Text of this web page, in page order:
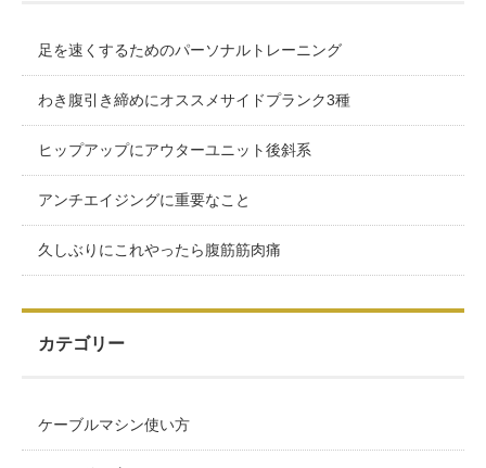
足を速くするためのパーソナルトレーニング
わき腹引き締めにオススメサイドプランク3種
ヒップアップにアウターユニット後斜系
アンチエイジングに重要なこと
久しぶりにこれやったら腹筋筋肉痛
カテゴリー
ケーブルマシン使い方